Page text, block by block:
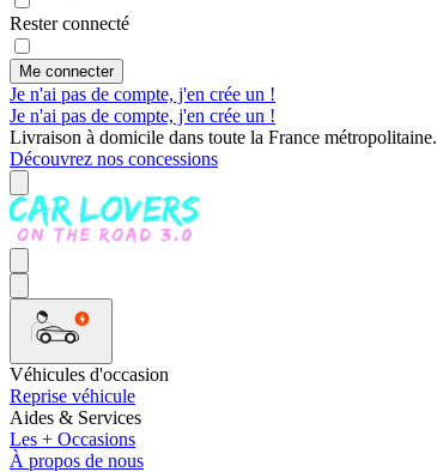
Rester connecté
Me connecter
Je n'ai pas de compte, j'en crée un !
Je n'ai pas de compte, j'en crée un !
Livraison à domicile dans toute la France métropolitaine.
Découvrez nos concessions
Véhicules d'occasion
Reprise véhicule
Aides & Services
Les + Occasions
À propos de nous